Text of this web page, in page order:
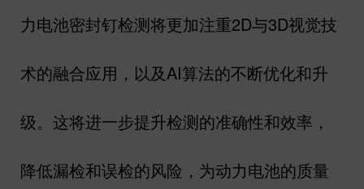
力电池密封钉检测将更加注重2D与3D视觉技
术的融合应用，以及AI算法的不断优化和升
级。这将进一步提升检测的准确性和效率，
降低漏检和误检的风险，为动力电池的质量